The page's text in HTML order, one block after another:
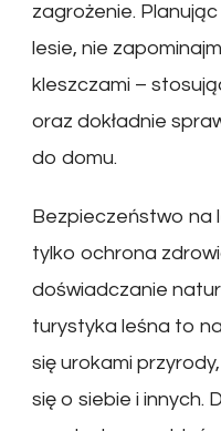
zagrożenie.
lesie, nie
kleszczami –
oraz dokładnie
do domu.
Bezpieczeństwo na
tylko ochrona
doświadczanie
turystyka leśna to
się urokami
się o siebie i innych.